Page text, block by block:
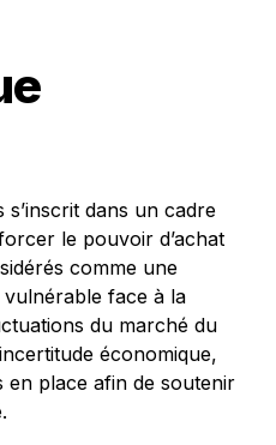
s’inscrit dans un cadre
le pouvoir d’achat
comme une
face à la
du marché du
économique,
en place afin de soutenir